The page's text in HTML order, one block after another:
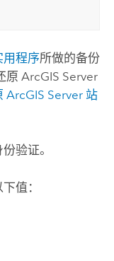
用程序所做的备份
原 ArcGIS Server
ArcGIS Server站
验证。
值：